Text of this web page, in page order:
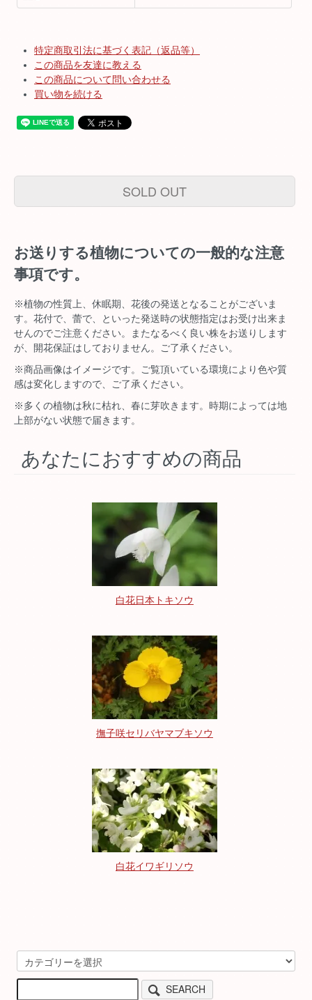
特定商取引法に基づく表記（返品等）
この商品を友達に教える
この商品について問い合わせる
買い物を続ける
SOLD OUT
お送りする植物についての一般的な注意
事項です。
※植物の性質上、休眠期、花後の発送となることがございま
す。花付で、蕾で、といった発送時の状態指定はお受け出来ま
せんのでご注意ください。またなるべく良い株をお送りします
が、開花保証はしておりません。ご了承ください。
※商品画像はイメージです。ご覧頂いている環境により色や質
感は変化しますので、ご了承ください。
※多くの植物は秋に枯れ、春に芽吹きます。時期によっては地
上部がない状態で届きます。
あなたにおすすめの商品
白花日本トキソウ
撫子咲セリバヤマブキソウ
白花イワギリソウ
SEARCH